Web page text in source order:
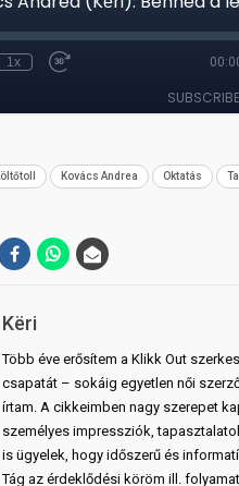
Kovács Andrea Oktatás
Këri
Több éve erősítem a Klikk Out
csapatát – sokáig egyetlen női
írtam. A cikkeimben nagy szerepet
személyes impressziók,
is ügyelek, hogy időszerű és
Tág az érdeklődési köröm ill.